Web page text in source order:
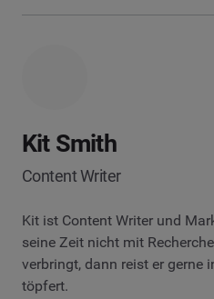
Kit Smith
Content Writer
Kit ist Content Writer und
seine Zeit nicht mit
verbringt, dann reist er gerne
töpfert.